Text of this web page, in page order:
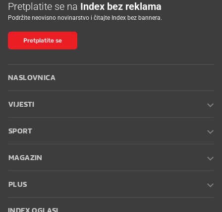
Pretplatite se na Index bez reklama
Podržite neovisno novinarstvo i čitajte Index bez bannera.
Pretplatite se
NASLOVNICA
VIJESTI
SPORT
MAGAZIN
PLUS